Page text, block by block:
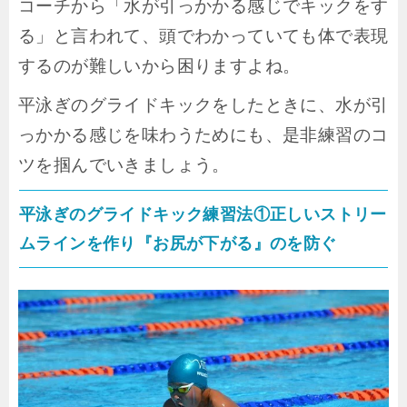
コーチから「水が引っかかる感じでキックをす
る」と言われて、頭でわかっていても体で表現
するのが難しいから困りますよね。
平泳ぎのグライドキックをしたときに、水が引
っかかる感じを味わうためにも、是非練習のコ
ツを掴んでいきましょう。
平泳ぎのグライドキック練習法①正しいストリー
ムラインを作り『お尻が下がる』のを防ぐ